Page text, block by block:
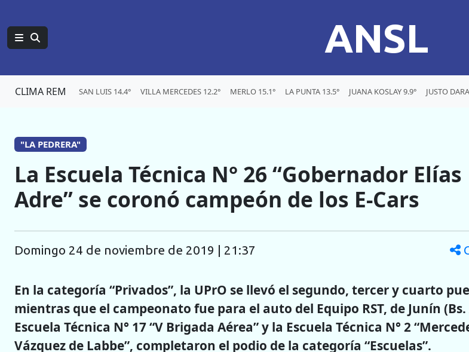
ANSL
CLIMA REM SAN LUIS 14.4° VILLA MERCEDES 12.2° MERLO 15.1° LA PUNTA 13.5° JUANA KOSLAY 9.9° JUSTO
"LA PEDRERA"
La Escuela Técnica N° 26 “Gobernador Elías
Adre” se coronó campeón de los E-Cars
domingo 24 de noviembre de 2019 | 21:37
En la categoría “Privados”, la UPrO se llevó el segundo, tercer y cuarto
mientras que el campeonato fue para el auto del Equipo RST, de Junín (Bs.
Escuela Técnica N° 17 “V Brigada Aérea” y la Escuela Técnica N° 2
Vázquez de Labbe”, completaron el podio de la categoría “Escuelas”.